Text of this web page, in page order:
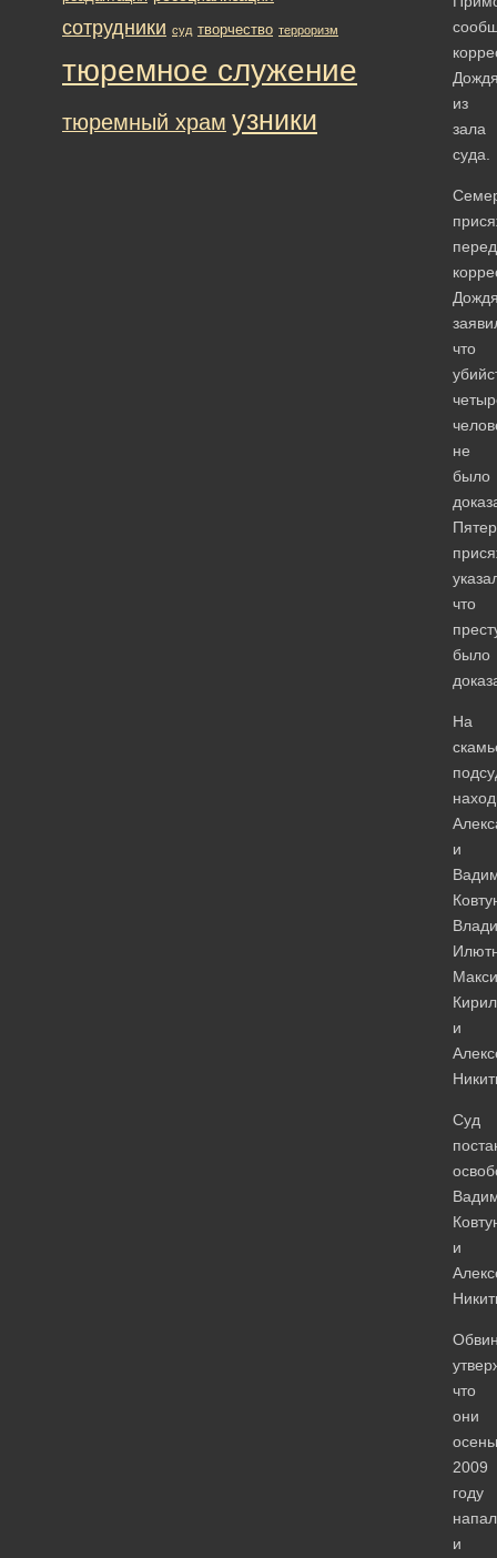
из
зала
суда.
что
не
было
что
было
На
и
и
Суд
и
что
они
2009
году
и
сотрудники суд творчество терроризм
тюремное служение
тюремный храм узники